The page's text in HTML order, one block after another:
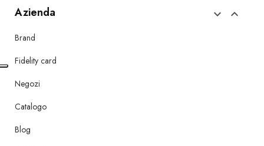
Azienda  
Brand
Fidelity card
Negozi
Catalogo
Blog